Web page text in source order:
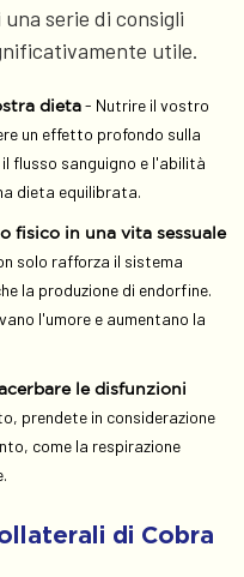
serie di consigli
utile.
dieta- Nutrire il vostro
un effetto profondo sulla
flusso sanguigno e l'abilità
dieta equilibrata.
fisico in una vita sessuale
solo rafforza il sistema
la produzione di endorfine.
l'umore e aumentano la
le disfunzioni
prendete in considerazione
come la respirazione
di Cobra